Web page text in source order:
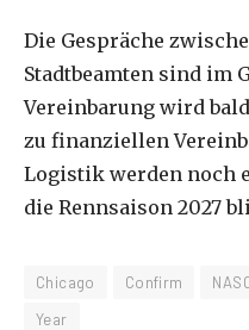
Die Gespräche
Stadtbeamten sind im
Vereinbarung wird
zu finanziellen
Logistik werden noch
die Rennsaison 2027
Chicago Confirm
Year